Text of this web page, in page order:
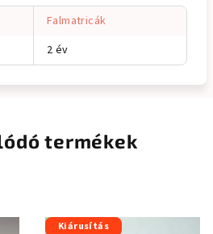
Falmatricák
2 év
termékek
Kiárusítás